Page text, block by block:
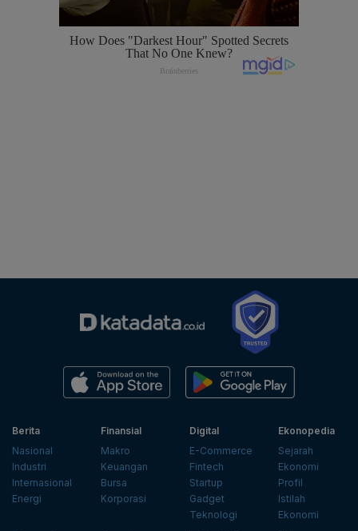
Berita
Nasional
Industri
Internasional
Energi
Finansial
Makro
Keuangan
Bursa
Korporasi
Digital
E-Commerce
Fintech
Startup
Gadget
Teknologi
Ekonopedia
Sejarah
Ekonomi
Profil
Istilah
Ekonomi